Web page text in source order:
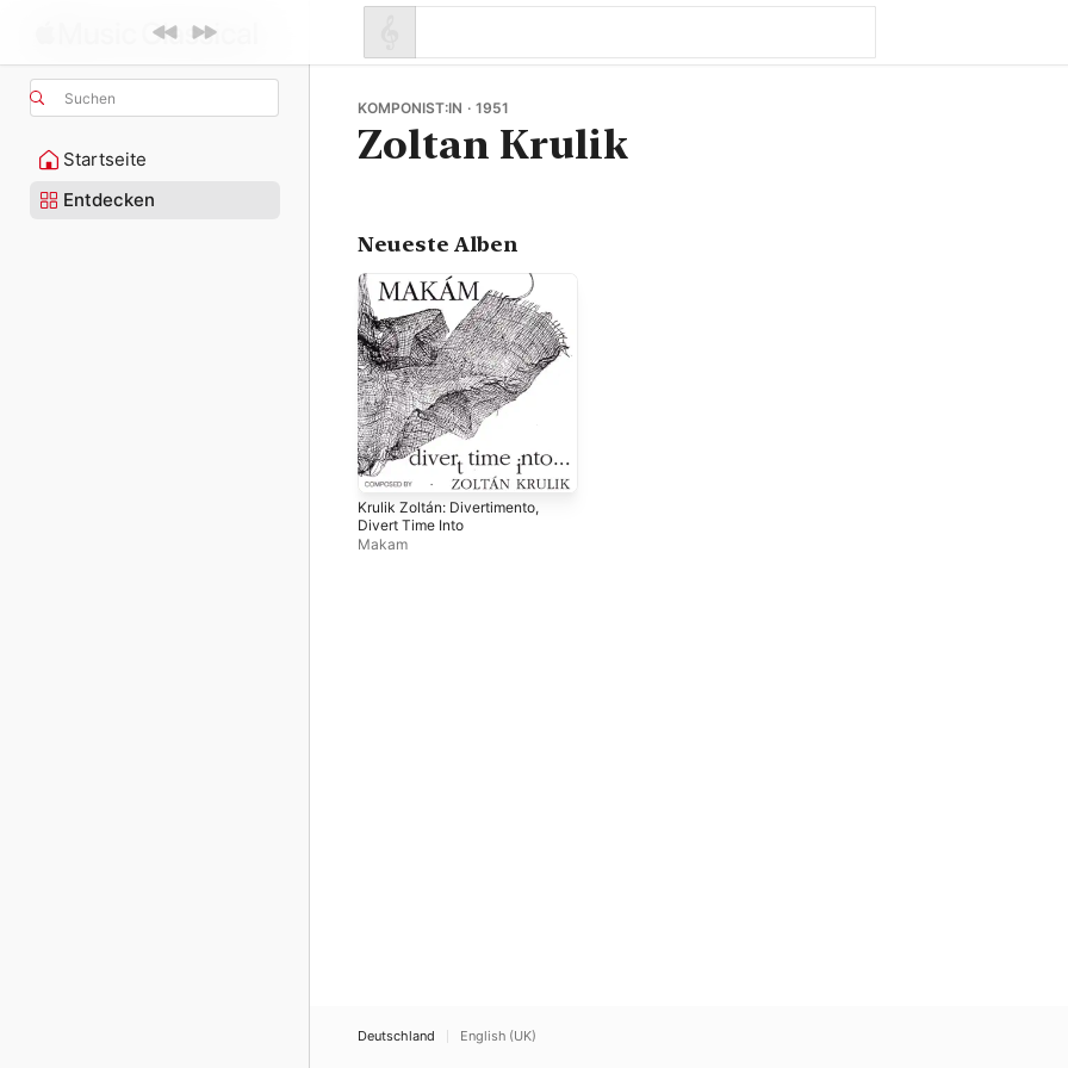
Suchen
Startseite
Entdecken
KOMPONIST:IN · 1951
Zoltan Krulik
Neueste Alben
Krulik Zoltán: Divertimento,
Divert Time Into
Makam
Deutschland English (UK)